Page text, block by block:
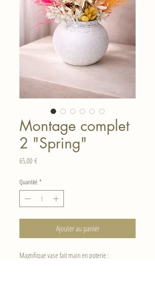
Montage complet
2 "Spring"
65,00 €Prix
Quantité *
Ajouter au panier
Magnifique vase fait main en poterie :